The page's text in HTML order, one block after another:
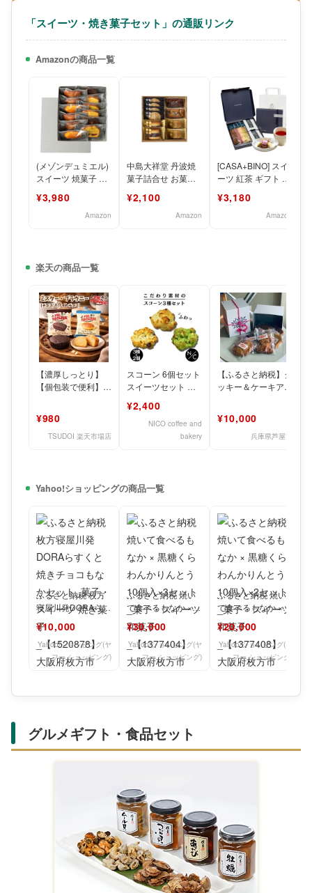
「スイーツ・焼き菓子セット」の通販リンク
Amazonの商品一覧
(メゾンデュミエル)
スイーツ 焼菓子 セ
クッキー 詰め合
¥3,980
Amazon
中島大祥堂 丹波焼
菓子詰合せ お菓子
せ セット (10個)
¥2,100
Amazon
[CASA+BINO] スイ
ーツ 紅茶 ギフト 和
合わせ セ
¥3,180
Amazon
楽天の商品一覧
【濃厚しっとり】
【個包装で便利】
子 お
¥980
TSUDOI 楽天市場店
スコーン 6個セット
スイーツセット プ
ョコスコーン 抹茶
¥2,400
NICO coffee and
bakery
【ふるさと納税】ク
ッキー＆ケーキアソ
焼き
¥10,000
兵庫県芦屋市
Yahoo!ショッピングの商品一覧
ふるさと納税 枚方
寝屋川発DORAらす
かセット_菓子・ス
イーツ
¥10,000
Yahoo!ショッピング(ヤ
フー ショッピング)
ふるさと納税 焼い
て食べるもなか ×
黒糖くらわんかりん
とう10個入×3セッ
ト_
¥30,000
Yahoo!ショッピング(ヤ
フー ショッピング)
ふるさと納税 焼い
て食べるもなか ×
黒糖くらわんかりん
とう10個入×2セッ
ト_
¥20,000
Yahoo!ショッピング(ヤ
フー ショッピング)
グルメギフト・食品セット